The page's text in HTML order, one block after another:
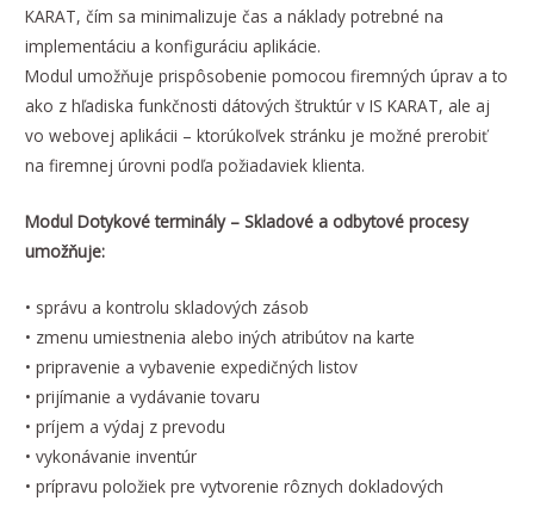
KARAT, čím sa minimalizuje čas a náklady potrebné na
implementáciu a konfiguráciu aplikácie.
Modul umožňuje prispôsobenie pomocou firemných úprav a to
ako z hľadiska funkčnosti dátových štruktúr v IS KARAT, ale aj
vo webovej aplikácii – ktorúkoľvek stránku je možné prerobiť
na firemnej úrovni podľa požiadaviek klienta.
Modul Dotykové terminály – Skladové a odbytové procesy
umožňuje:
• správu a kontrolu skladových zásob
• zmenu umiestnenia alebo iných atribútov na karte
• pripravenie a vybavenie expedičných listov
• prijímanie a vydávanie tovaru
• príjem a výdaj z prevodu
• vykonávanie inventúr
• prípravu položiek pre vytvorenie rôznych dokladových